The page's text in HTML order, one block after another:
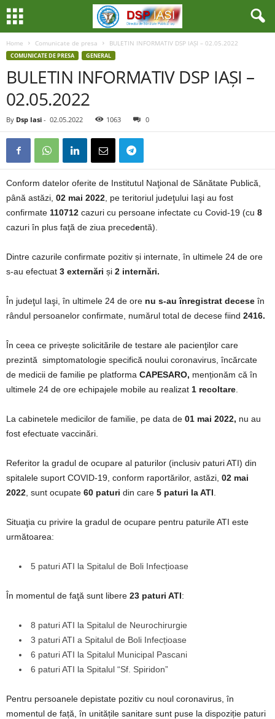
Home Comunicate de presa BULETIN INFORMATIV DSP IAȘI – 02.05.2022
COMUNICATE DE PRESA GENERAL
BULETIN INFORMATIV DSP IAȘI –
02.05.2022
By Dsp Iasi - 02.05.2022 1063 0
Conform datelor oferite de Institutul Naţional de Sănătate Publică,
până astăzi, 02 mai 2022 , pe teritoriul judeţului Iaşi au fost
confirmate 110712 cazuri cu persoane infectate cu Covid-19 (cu 8
cazuri în plus faţă de ziua precedentă).
Dintre cazurile confirmate pozitiv și internate, în ultimele 24 de ore
s-au efectuat 3 externări și 2 internări.
În judeţul Iaşi, în ultimele 24 de ore nu s-au înregistrat decese în
rândul persoanelor confirmate, numărul total de decese fiind 2416.
În ceea ce privește solicitările de testare ale pacienţilor care
prezintă simptomatologie specifică noului coronavirus, încărcate
de medicii de familie pe platforma CAPESARO, menționăm că în
ultimele 24 de ore echipajele mobile au realizat 1 recoltare
La cabinetele medicilor de familie, pe data de 01 mai 2022, nu au
fost efectuate vaccinări.
Referitor la gradul de ocupare al paturilor (inclusiv paturi ATI) din
spitalele suport COVID-19, conform raportărilor, astăzi, 02 mai
2022 , sunt ocupate 60 paturi din care 5 paturi la ATI
Situaţia cu privire la gradul de ocupare pentru paturile ATI este
următoarea:
5 paturi ATI la Spitalul de Boli Infecțioase
În momentul de faţă sunt libere 23 paturi ATI:
8 paturi ATI la Spitalul de Neurochirurgie
3 paturi ATI a Spitalul de Boli Infecțioase
6 paturi ATI la Spitalul Municipal Pascani
6 paturi ATI la Spitalul “Sf. Spiridon”
Pentru persoanele depistate pozitiv cu noul coronavirus, în
momentul de față, în unitățile sanitare sunt puse la dispoziție paturi